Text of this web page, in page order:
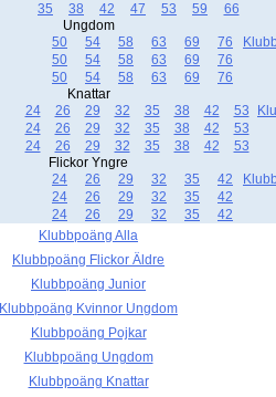
35 38 42 47 53 59
66
Ungdom
50 54 58 63 69 76
50 54 58 63 69
76
50 54 58 63 69
76
Knattar
24 26 29 32 35 38 42 53
24 26 29 32 35 38 42
53
24 26 29 32 35 38 42
53
Flickor Yngre
24 26 29 32 35 42
24 26 29 32 35
42
24 26 29 32 35
42
Klubbpoäng Alla
Klubbpoäng Flickor Äldre
Klubbpoäng Junior
Klubbpoäng Kvinnor Ungdom
Klubbpoäng Pojkar
Klubbpoäng Ungdom
Klubbpoäng Knattar